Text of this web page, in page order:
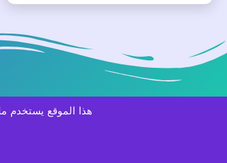
هذا الموقع يستخدم